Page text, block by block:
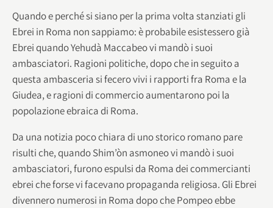
Quando e perché si siano per la prima volta stanziati gli
Ebrei in Roma non sappiamo: è probabile esistessero già
Ebrei quando Yehudà Maccabeo vi mandò i suoi
ambasciatori. Ragioni politiche, dopo che in seguito a
questa ambasceria si fecero vivi i rapporti fra Roma e la
Giudea, e ragioni di commercio aumentarono poi la
popolazione ebraica di Roma.
Da una notizia poco chiara di uno storico romano pare
risulti che, quando Shim’òn asmoneo vi mandò i suoi
ambasciatori, furono espulsi da Roma dei commercianti
ebrei che forse vi facevano propaganda religiosa. Gli Ebrei
divennero numerosi in Roma dopo che Pompeo ebbe